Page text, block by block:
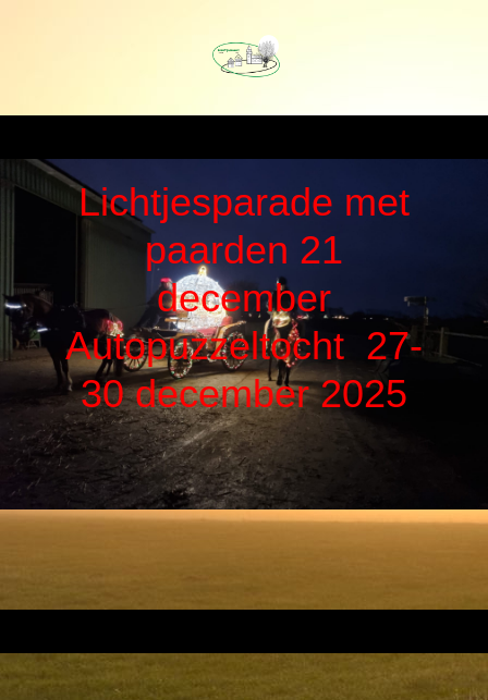
Lichtjesparade met
paarden 21
december
Autopuzzeltocht 27-
30 december 2025